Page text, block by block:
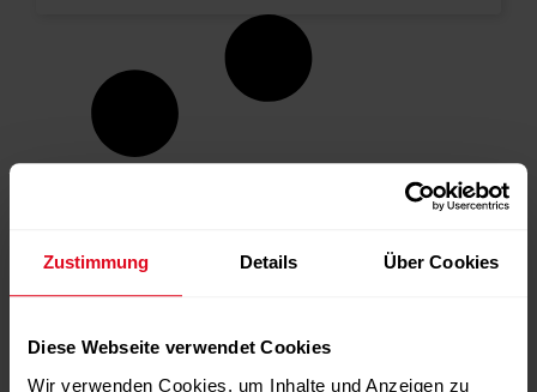
Zustimmung Details Über Cookies
Diese Webseite verwendet Cookies
Wir verwenden Cookies, um Inhalte und Anzeigen zu